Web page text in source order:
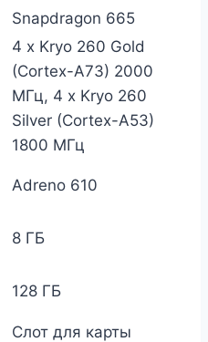
Snapdragon 665
4 x Kryo 260 Gold
(Cortex-A73) 2000
МГц, 4 x Kryo 260
Silver (Cortex-A53)
1800 МГц
Adreno 610
8 ГБ
128 ГБ
Слот для карты